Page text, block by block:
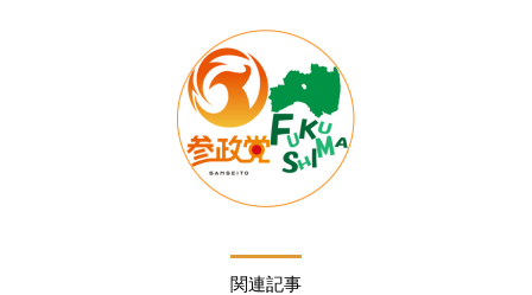
関連記事